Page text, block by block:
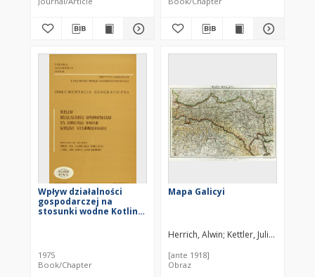
Wpływ działalności
gospodarczej na
stosunki wodne Kotliny
hydrographic
conditions in the
Sandomierz Basin
1975
Book/Chapter
Mapa Galicyi
Herrich, Alwin Kettler, Julius Iwan
[ante 1918]
Obraz